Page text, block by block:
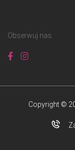
Obserwuj nas
Copyright ©